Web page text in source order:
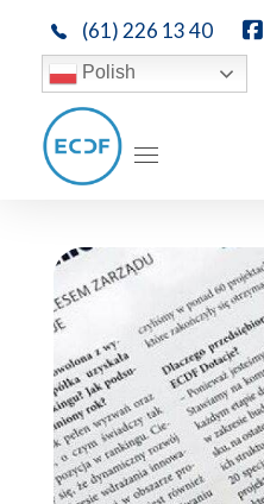
(61) 226 13 40
Polish